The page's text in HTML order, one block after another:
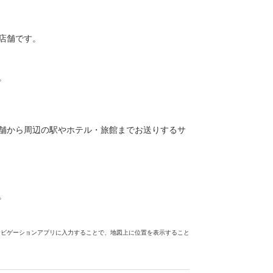
舗です。
から周辺の駅やホテル・旅館までお送りするサ
ーションアプリに入力することで、地図上に位置を表示すること